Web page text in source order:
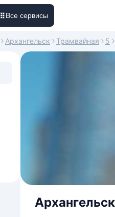
Все сервисы
Архангельск Трамвайная 5